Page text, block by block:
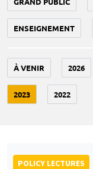
ENSEIGNEMENT
À VENIR 2026
2023 2022
POLICY LECTURES